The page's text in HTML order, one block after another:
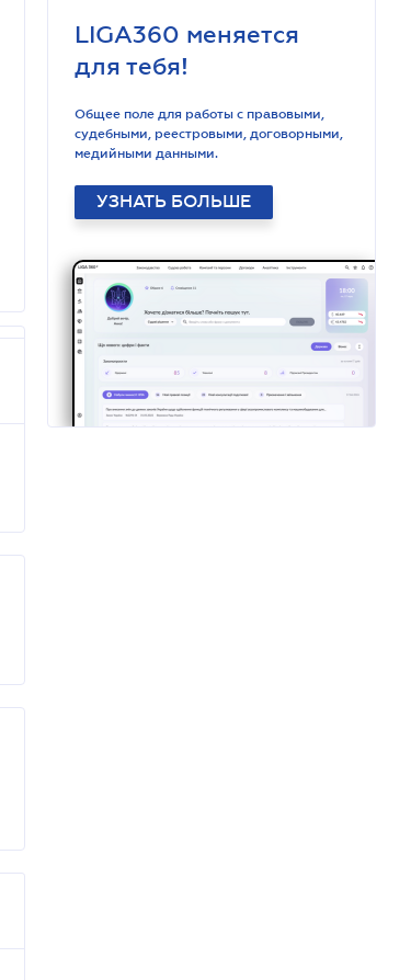
LIGA360 меняется
для тебя!
Общее поле для работы с правовыми,
судебными, реестровыми, договорными,
медийными данными.
УЗНАТЬ БОЛЬШЕ